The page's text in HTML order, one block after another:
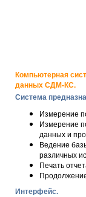
Компьютерная
данных СДМ-КС.
Система
Измерение
Измерение
данных и
Ведение
различных
Печать
Интерфейс.